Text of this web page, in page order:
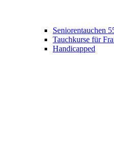
Seniorentauchen
Tauchkurse für
Handicapped